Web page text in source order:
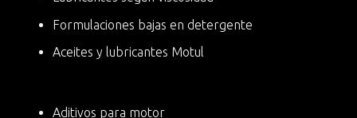
Formulaciones bajas en detergente
Aceites y lubricantes Motul
Aditivos para motor